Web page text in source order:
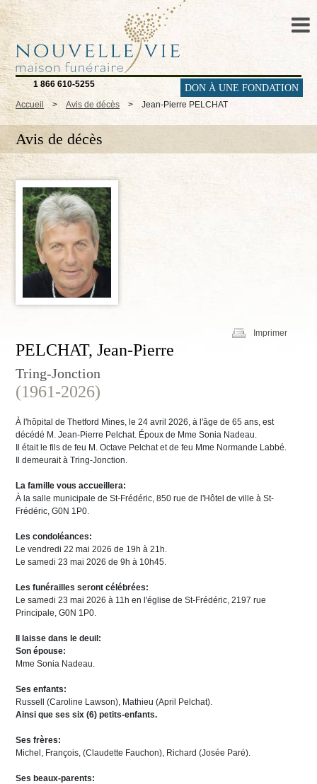
1 866 610-5255 DON À UNE FONDATION
Accueil > Avis de décès > Jean-Pierre PELCHAT
Avis de décès
Imprimer
PELCHAT, Jean-Pierre
Tring-Jonction
(1961-2026)
À l'hôpital de Thetford Mines, le 24 avril 2026, à l'âge de 65 ans, est
décédé M. Jean-Pierre Pelchat. Époux de Mme Sonia Nadeau.
Il était le fils de feu M. Octave Pelchat et de feu Mme Normande Labbé.
Il demeurait à Tring-Jonction.
La famille vous accueillera:
À la salle municipale de St-Frédéric, 850 rue de l'Hôtel de ville à St-
Frédéric, G0N 1P0.
Les condoléances:
Le vendredi 22 mai 2026 de 19h à 21h.
Le samedi 23 mai 2026 de 9h à 10h45.
Les funérailles seront célébrées:
Le samedi 23 mai 2026 à 11h en l'église de St-Frédéric, 2197 rue
Principale, G0N 1P0.
Il laisse dans le deuil:
Son épouse:
Mme Sonia Nadeau.
Ses enfants:
Russell (Caroline Lawson), Mathieu (April Pelchat).
Ainsi que ses six (6) petits-enfants.
Ses frères:
Michel, François, (Claudette Fauchon), Richard (Josée Paré).
Ses beaux-parents: